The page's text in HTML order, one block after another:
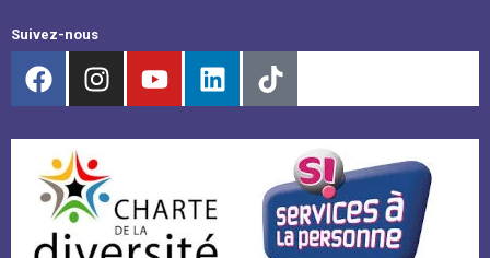
Suivez-nous